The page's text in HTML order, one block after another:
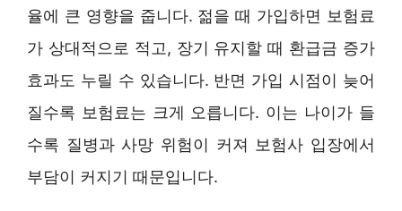
율에 큰 영향을 줍니다. 젊을 때 가입하면 보험료
가 상대적으로 적고, 장기 유지할 때 환급금 증가
효과도 누릴 수 있습니다. 반면 가입 시점이 늦어
질수록 보험료는 크게 오릅니다. 이는 나이가 들
수록 질병과 사망 위험이 커져 보험사 입장에서
부담이 커지기 때문입니다.